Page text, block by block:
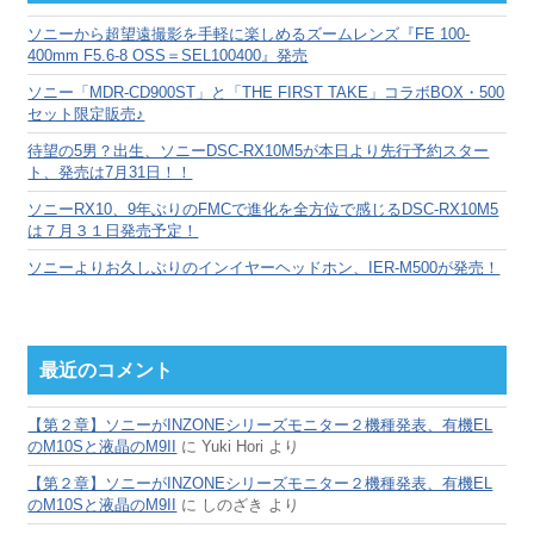
ブ
ソニーから超望遠撮影を手軽に楽しめるズームレンズ『FE 100-
400mm F5.6-8 OSS＝SEL100400』発売
ソニー「MDR-CD900ST」と「THE FIRST TAKE」コラボBOX・500
セット限定販売♪
待望の5男？出生、ソニーDSC-RX10M5が本日より先行予約スター
ト、発売は7月31日！！
ソニーRX10、9年ぶりのFMCで進化を全方位で感じるDSC-RX10M5
は７月３１日発売予定！
ソニーよりお久しぶりのインイヤーヘッドホン、IER-M500が発売！
最近のコメント
【第２章】ソニーがINZONEシリーズモニター２機種発表、有機EL
のM10Sと液晶のM9II
にYuki Hori より
【第２章】ソニーがINZONEシリーズモニター２機種発表、有機EL
のM10Sと液晶のM9II
に しのざき より